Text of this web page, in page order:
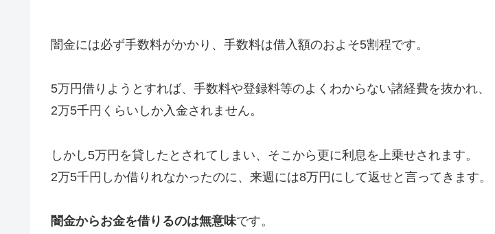
闇金には必ず手数料がかかり、手数料は借入額のおよそ5割程です。
5万円借りようとすれば、手数料や登録料等のよくわからない諸経費を抜かれ、
2万5千円くらいしか入金されません。
しかし5万円を貸したとされてしまい、そこから更に利息を上乗せされます。
2万5千円しか借りれなかったのに、来週には8万円にして返せと言ってきます。
闇金からお金を借りるのは無意味です。